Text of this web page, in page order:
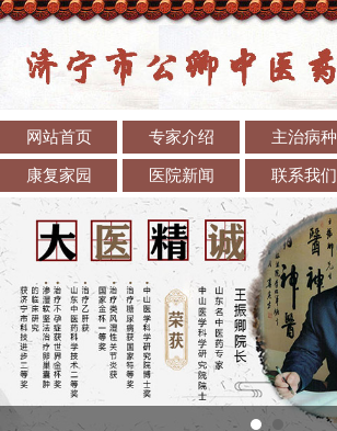
网站首页 专家介绍 主治病种
康复家园 医院新闻 联系我们